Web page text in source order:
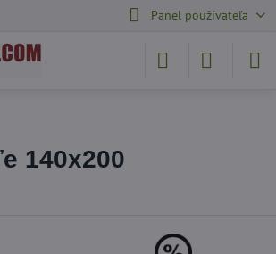
Panel používateľa
140x200